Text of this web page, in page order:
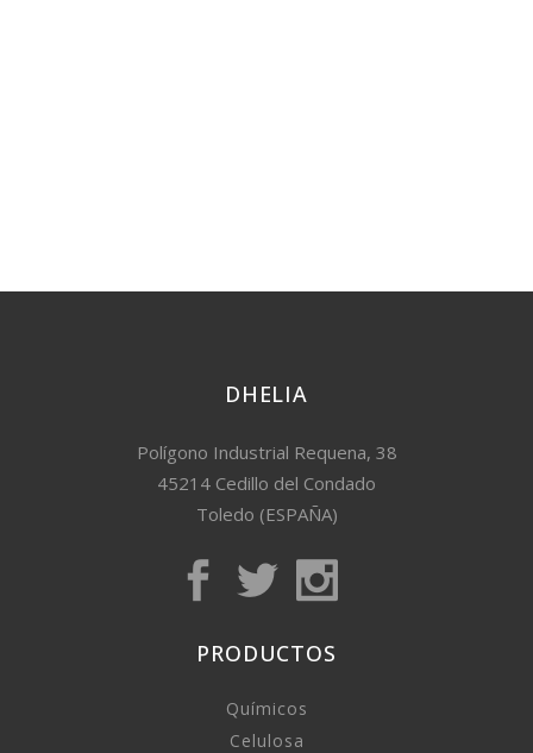
DHELIA
Polígono Industrial Requena, 38
45214 Cedillo del Condado
Toledo (ESPAÑA)
PRODUCTOS
Químicos
Celulosa